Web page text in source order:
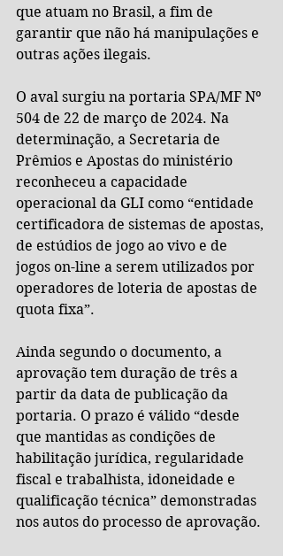
que atuam no Brasil, a fim de
garantir que não há manipulações e
outras ações ilegais.
O aval surgiu na portaria SPA/MF Nº
504 de 22 de março de 2024. Na
determinação, a Secretaria de
Prêmios e Apostas do ministério
reconheceu a capacidade
operacional da GLI como “entidade
certificadora de sistemas de apostas,
de estúdios de jogo ao vivo e de
jogos on-line a serem utilizados por
operadores de loteria de apostas de
quota fixa”.
Ainda segundo o documento, a
aprovação tem duração de três a
partir da data de publicação da
portaria. O prazo é válido “desde
que mantidas as condições de
habilitação jurídica, regularidade
fiscal e trabalhista, idoneidade e
qualificação técnica” demonstradas
nos autos do processo de aprovação.